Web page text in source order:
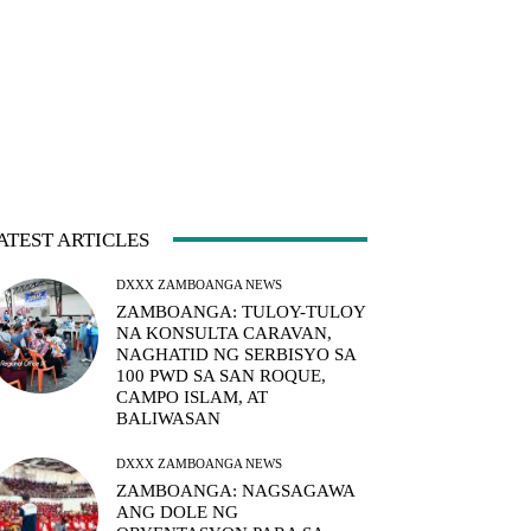
ARTICLES
DXXX ZAMBOANGA NEWS
ZAMBOANGA: TULOY-TULOY
NA KONSULTA CARAVAN,
NAGHATID NG SERBISYO SA
100 PWD SA SAN ROQUE,
CAMPO ISLAM, AT
BALIWASAN
DXXX ZAMBOANGA NEWS
ZAMBOANGA: NAGSAGAWA
ANG DOLE NG